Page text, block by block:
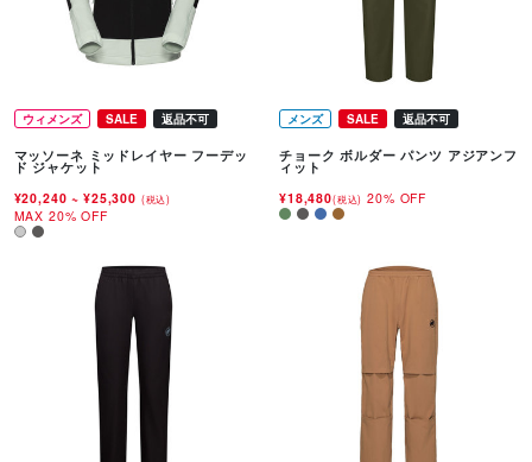
ウィメンズ SALE 返品不可
マッソーネ ミッドレイヤー フーデッ
ド ジャケット
¥20,240~ ¥25,300 (税込)
MAX 20% OFF
メンズ SALE 返品不可
チョーク ボルダー パンツ アジアンフ
ィット
¥18,480(税込) 20% OFF